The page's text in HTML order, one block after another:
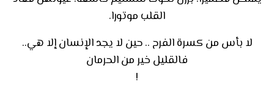
القلب موتورا.
لا بأس من كسرة الفرح .. حين لا يجد الإنسان إلا هي..
فالقليل خير من الحرمان
!